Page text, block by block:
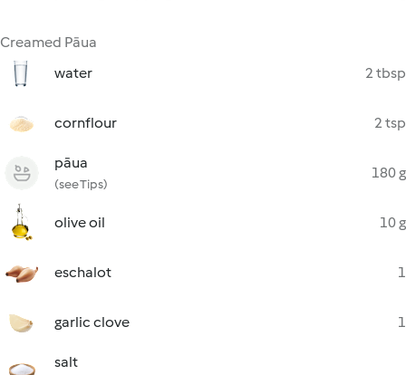
Creamed Pāua
water
2 tbsp
cornflour 2 tsp
pāua
(see Tips)
180 g
olive oil 10 g
eschalot 1
garlic clove 1
salt